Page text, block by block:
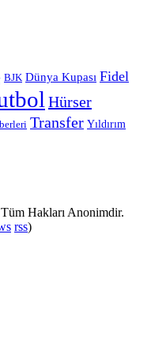
BJK Dünya Kupası Fidel
Hürser
Transfer Yıldırım
Hakları Anonimdir.
rss)